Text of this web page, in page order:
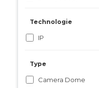
Technologie
IP
Type
Camera Dome